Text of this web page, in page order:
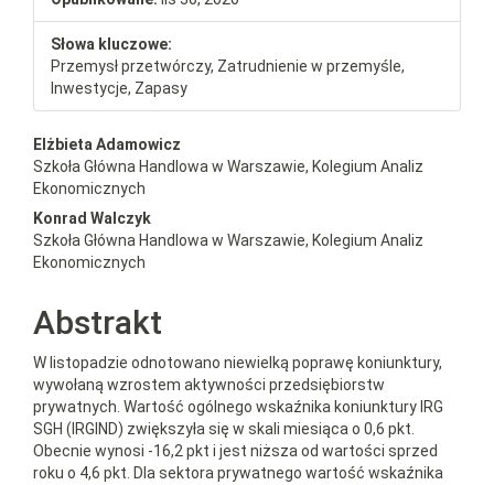
Słowa kluczowe:
Przemysł przetwórczy, Zatrudnienie w przemyśle,
Inwestycje, Zapasy
Elżbieta Adamowicz
Szkoła Główna Handlowa w Warszawie, Kolegium Analiz
Ekonomicznych
Konrad Walczyk
Szkoła Główna Handlowa w Warszawie, Kolegium Analiz
Ekonomicznych
Abstrakt
W listopadzie odnotowano niewielką poprawę koniunktury,
wywołaną wzrostem aktywności przedsiębiorstw
prywatnych. Wartość ogólnego wskaźnika koniunktury IRG
SGH (IRGIND) zwiększyła się w skali miesiąca o 0,6 pkt.
Obecnie wynosi -16,2 pkt i jest niższa od wartości sprzed
roku o 4,6 pkt. Dla sektora prywatnego wartość wskaźnika